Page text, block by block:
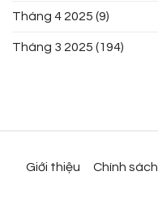
Tháng 4 2025 (9)
Tháng 3 2025 (194)
Giới thiệu Chính sách